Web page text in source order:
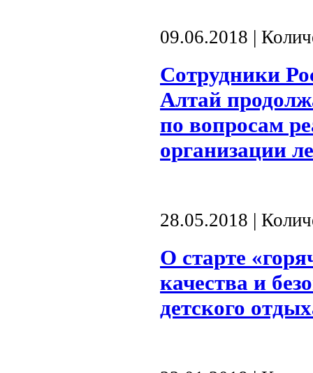
09.06.2018 |
Сотрудники
Алтай
по вопросам
организации
28.05.2018 |
О старте
качества и
детского